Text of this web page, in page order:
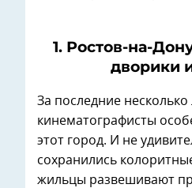
1. Ростов-на-
дворики
За последние несколько
кинематографисты
этот город. И не
сохранились
жильцы развешивают